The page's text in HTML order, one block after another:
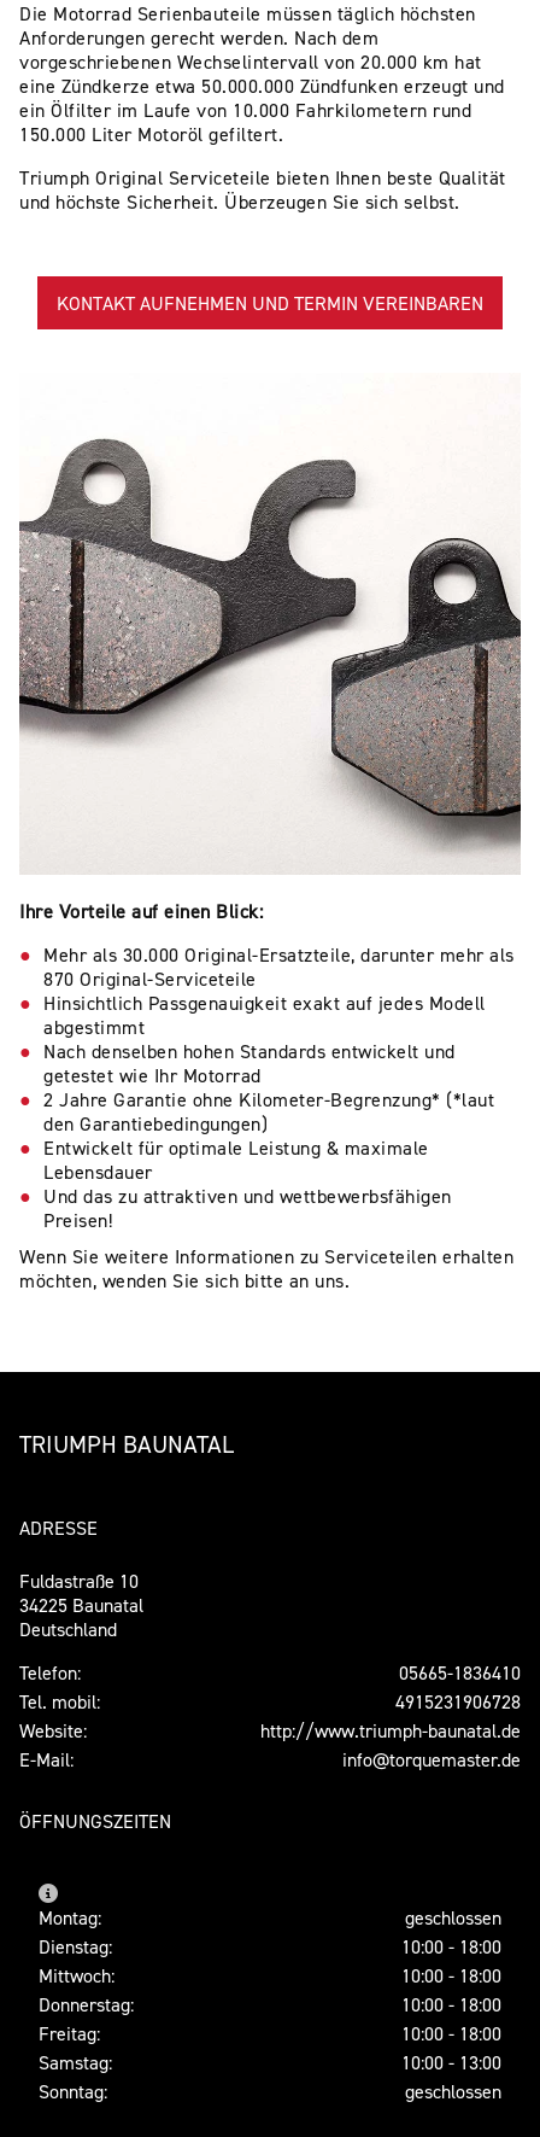
Die Motorrad Serienbauteile müssen täglich höchsten
Anforderungen gerecht werden. Nach dem
vorgeschriebenen Wechselintervall von 20.000 km hat
eine Zündkerze etwa 50.000.000 Zündfunken erzeugt und
ein Ölfilter im Laufe von 10.000 Fahrkilometern rund
150.000 Liter Motoröl gefiltert.
Triumph Original Serviceteile bieten Ihnen beste Qualität
und höchste Sicherheit. Überzeugen Sie sich selbst.
KONTAKT AUFNEHMEN UND TERMIN VEREINBAREN
Ihre Vorteile auf einen Blick:
Mehr als 30.000 Original-Ersatzteile, darunter mehr als
870 Original-Serviceteile
Hinsichtlich Passgenauigkeit exakt auf jedes Modell
abgestimmt
Nach denselben hohen Standards entwickelt und
getestet wie Ihr Motorrad
2 Jahre Garantie ohne Kilometer-Begrenzung* (*laut
den Garantiebedingungen)
Entwickelt für optimale Leistung & maximale
Lebensdauer
Und das zu attraktiven und wettbewerbsfähigen
Preisen!
Wenn Sie weitere Informationen zu Serviceteilen erhalten
möchten, wenden Sie sich bitte an uns.
TRIUMPH BAUNATAL
ADRESSE
Fuldastraße 10
34225 Baunatal
Deutschland
Telefon:
05665-1836410
Tel. mobil:
4915231906728
Website:
http://www.triumph-baunatal.de
E-Mail:
info@torquemaster.de
ÖFFNUNGSZEITEN
Montag:
geschlossen
Dienstag:
10:00 - 18:00
Mittwoch:
10:00 - 18:00
Donnerstag:
10:00 - 18:00
Freitag:
10:00 - 18:00
Samstag:
10:00 - 13:00
Sonntag:
geschlossen